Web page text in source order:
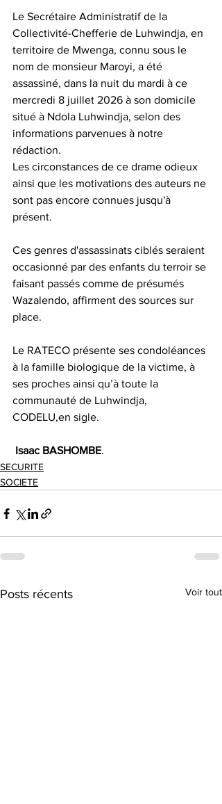
Le Secrétaire Administratif de la
Collectivité-Chefferie de Luhwindja, en
territoire de Mwenga, connu sous le
nom de monsieur Maroyi, a été
assassiné, dans la nuit du mardi à ce
mercredi 8 juillet 2026 à son domicile
situé à Ndola Luhwindja, selon des
informations parvenues à notre
rédaction.
Les circonstances de ce drame odieux
ainsi que les motivations des auteurs ne
sont pas encore connues jusqu'à
présent.
Ces genres d'assassinats ciblés seraient
occasionné par des enfants du terroir se
faisant passés comme de présumés
Wazalendo, affirment des sources sur
place.
Le RATECO présente ses condoléances
à la famille biologique de la victime, à
ses proches ainsi qu’à toute la
communauté de Luhwindja,
CODELU,en sigle.
Isaac BASHOMBE.
SECURITE
SOCIETE
Posts récents Voir tout